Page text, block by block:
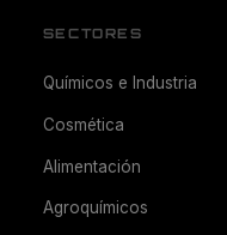
SECTORES
Químicos e Industria
Cosmética
Alimentación
Agroquímicos